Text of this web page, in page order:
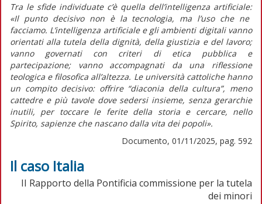
Tra le sfide individuate c’è quella dell’intelligenza artificiale:
«Il punto decisivo non è la tecnologia, ma l’uso che ne
facciamo. L’intelligenza artificiale e gli ambienti digitali vanno
orientati alla tutela della dignità, della giustizia e del lavoro;
vanno governati con criteri di etica pubblica e
partecipazione; vanno accompagnati da una riflessione
teologica e filosofica all’altezza. Le università cattoliche hanno
un compito decisivo: offrire “diaconia della cultura”, meno
cattedre e più tavole dove sedersi insieme, senza gerarchie
inutili, per toccare le ferite della storia e cercare, nello
Spirito, sapienze che nascano dalla vita dei popoli».
Documento, 01/11/2025, pag. 592
Il caso Italia
II Rapporto della Pontificia commissione per la tutela
dei minori